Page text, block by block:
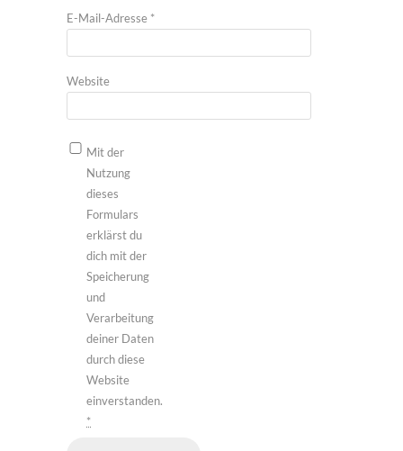
E-Mail-Adresse *
Website
Mit der
Nutzung
dieses
Formulars
erklärst du
dich mit der
Speicherung
und
Verarbeitung
deiner Daten
durch diese
Website
einverstanden.
*